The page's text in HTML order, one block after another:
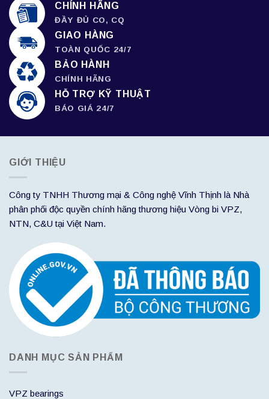
CHÍNH HÃNG
ĐẦY ĐỦ CO, CQ
GIAO HÀNG
TOÀN QUỐC 24/7
BẢO HÀNH
CHÍNH HÃNG
HỖ TRỢ KỸ THUẬT
BÁO GIÁ 24/7
GIỚI THIỆU
Công ty TNHH Thương mại & Công nghệ Vĩnh Thịnh là Nhà
phân phối độc quyền chính hãng thương hiệu Vòng bi VPZ,
NTN, C&U tại Việt Nam.
DANH MỤC SẢN PHẨM
VPZ bearings